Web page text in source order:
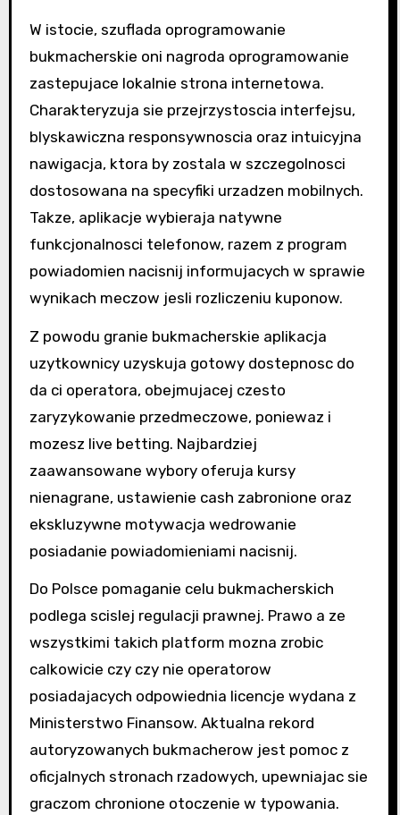
W istocie, szuflada oprogramowanie
bukmacherskie oni nagroda oprogramowanie
zastepujace lokalnie strona internetowa.
Charakteryzuja sie przejrzystoscia interfejsu,
blyskawiczna responsywnoscia oraz intuicyjna
nawigacja, ktora by zostala w szczegolnosci
dostosowana na specyfiki urzadzen mobilnych.
Takze, aplikacje wybieraja natywne
funkcjonalnosci telefonow, razem z program
powiadomien nacisnij informujacych w sprawie
wynikach meczow jesli rozliczeniu kuponow.
Z powodu granie bukmacherskie aplikacja
uzytkownicy uzyskuja gotowy dostepnosc do
da ci operatora, obejmujacej czesto
zaryzykowanie przedmeczowe, poniewaz i
mozesz live betting. Najbardziej
zaawansowane wybory oferuja kursy
nienagrane, ustawienie cash zabronione oraz
ekskluzywne motywacja wedrowanie
posiadanie powiadomieniami nacisnij.
Do Polsce pomaganie celu bukmacherskich
podlega scislej regulacji prawnej. Prawo a ze
wszystkimi takich platform mozna zrobic
calkowicie czy czy nie operatorow
posiadajacych odpowiednia licencje wydana z
Ministerstwo Finansow. Aktualna rekord
autoryzowanych bukmacherow jest pomoc z
oficjalnych stronach rzadowych, upewniajac sie
graczom chronione otoczenie w typowania.